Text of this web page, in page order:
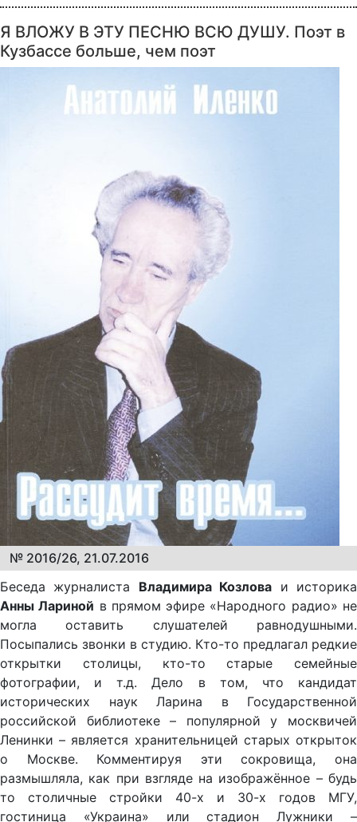
Я ВЛОЖУ В ЭТУ ПЕСНЮ ВСЮ ДУШУ. Поэт в
Кузбассе больше, чем поэт
№ 2016/26, 21.07.2016
Беседа журналиста Владимира Козлова и историка
Анны Лариной в прямом эфире «Народного радио» не
могла оставить слушателей равнодушными.
Посыпались звонки в студию. Кто-то предлагал редкие
открытки столицы, кто-то старые семейные
фотографии, и т.д. Дело в том, что кандидат
исторических наук Ларина в Государственной
российской библиотеке – популярной у москвичей
Ленинки – является хранительницей старых открыток
о Москве. Комментируя эти сокровища, она
размышляла, как при взгляде на изображённое – будь
то столичные стройки 40-х и 30-х годов МГУ,
гостиница «Украина» или стадион Лужники –